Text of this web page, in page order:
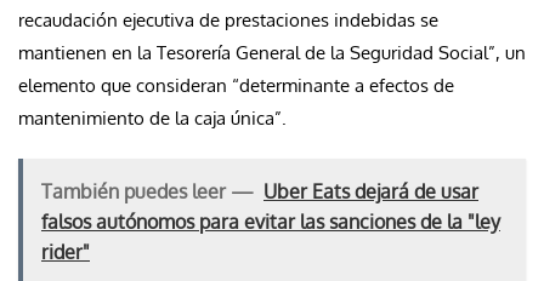
recaudación ejecutiva de prestaciones indebidas se
mantienen en la Tesorería General de la Seguridad Social”, un
elemento que consideran “determinante a efectos de
mantenimiento de la caja única”.
También puedes leer — Uber Eats dejará de usar
falsos autónomos para evitar las sanciones de la "ley
rider"